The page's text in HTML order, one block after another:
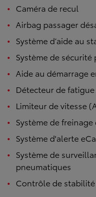
Caméra de recul
Airbag passager
Système d’aide au
Système de
Aide au démarrage
Détecteur de fatigue
Limiteur de vitesse
Système de
Système d'alerte
Système de
pneumatiques
Contrôle de